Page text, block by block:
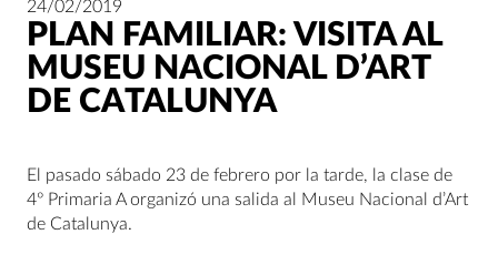
24/02/2019
PLAN FAMILIAR: VISITA AL
MUSEU NACIONAL D’ART
DE CATALUNYA
El pasado sábado 23 de febrero por la tarde, la clase de
4º Primaria A organizó una salida al Museu Nacional d’Art
de Catalunya.